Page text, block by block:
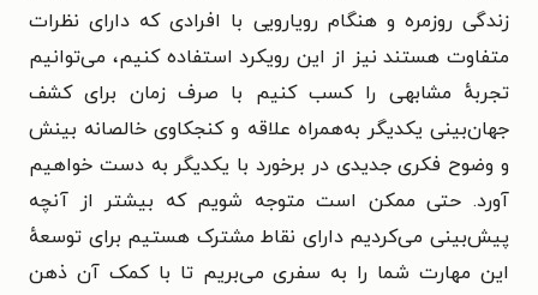
زندگی روزمره و هنگام رویارویی با افرادی که دارای نظرات
متفاوت هستند نیز از این رویکرد استفاده کنیم، می‌توانیم
تجربهٔ مشابهی را کسب کنیم با صرف زمان برای کشف
جهان‌بینی یکدیگر به‌همراه علاقه و کنجکاوی خالصانه بینش
و وضوح فکری جدیدی در برخورد با یکدیگر به دست خواهیم
آورد. حتی ممکن است متوجه شویم که بیشتر از آنچه
پیش‌بینی می‌کردیم دارای نقاط مشترک هستیم برای توسعهٔ
این مهارت شما را به سفری می‌بریم تا با کمک آن ذهن